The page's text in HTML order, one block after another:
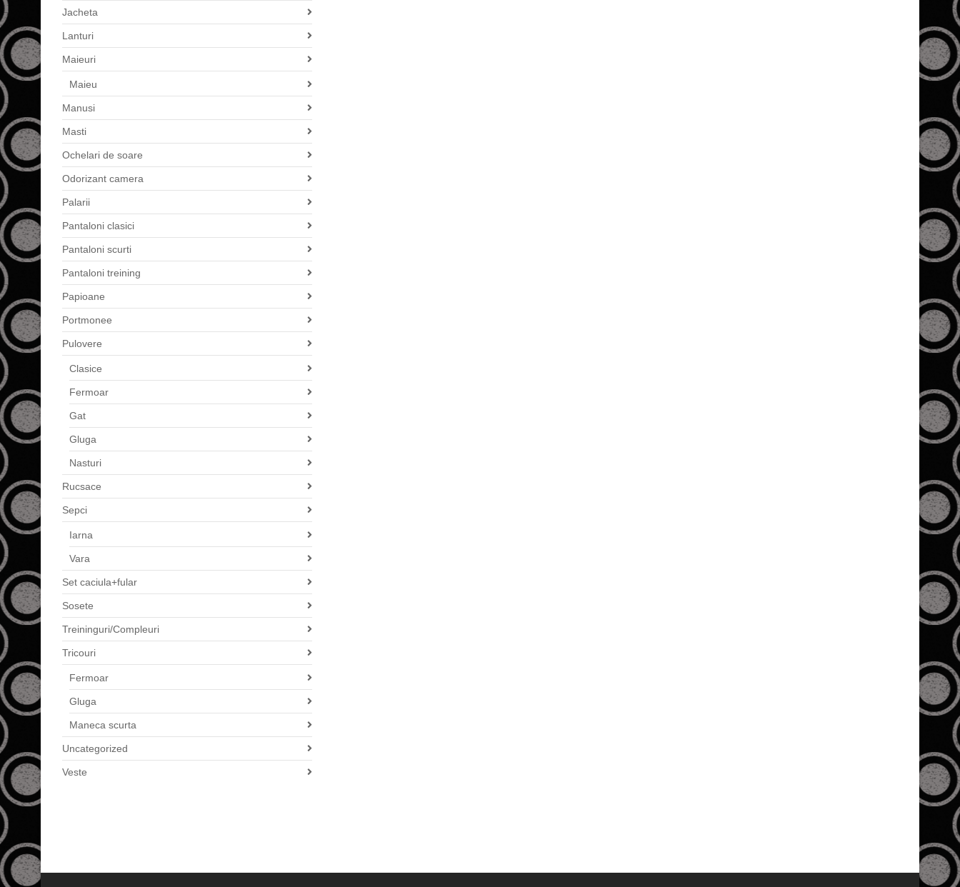
Jacheta
Lanturi
Maieuri
Maieu
Manusi
Masti
Ochelari de soare
Odorizant camera
Palarii
Pantaloni clasici
Pantaloni scurti
Pantaloni treining
Papioane
Portmonee
Pulovere
Clasice
Fermoar
Gat
Gluga
Nasturi
Rucsace
Sepci
Iarna
Vara
Set caciula+fular
Sosete
Treininguri/Compleuri
Tricouri
Fermoar
Gluga
Maneca scurta
Uncategorized
Veste